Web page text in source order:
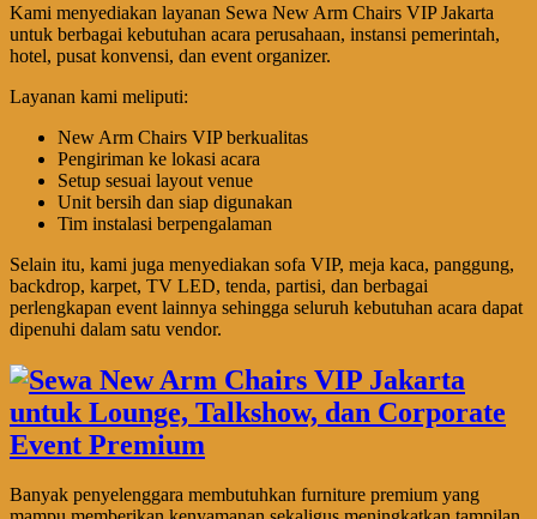
Kami menyediakan layanan Sewa New Arm Chairs VIP Jakarta
untuk berbagai kebutuhan acara perusahaan, instansi pemerintah,
hotel, pusat konvensi, dan event organizer.
Layanan kami meliputi:
New Arm Chairs VIP berkualitas
Pengiriman ke lokasi acara
Setup sesuai layout venue
Unit bersih dan siap digunakan
Tim instalasi berpengalaman
Selain itu, kami juga menyediakan sofa VIP, meja kaca, panggung,
backdrop, karpet, TV LED, tenda, partisi, dan berbagai
perlengkapan event lainnya sehingga seluruh kebutuhan acara dapat
dipenuhi dalam satu vendor.
Banyak penyelenggara membutuhkan furniture premium yang